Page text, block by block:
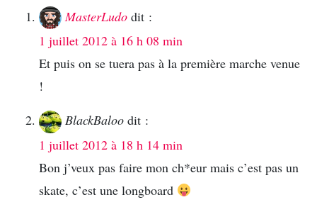
MasterLudo dit :
1 juillet 2012 à 16 h 08 min
Et puis on se tuera pas à la première marche venue
!
BlackBaloo dit :
1 juillet 2012 à 18 h 14 min
Bon j’veux pas faire mon ch*eur mais c’est pas un
skate, c’est une longboard